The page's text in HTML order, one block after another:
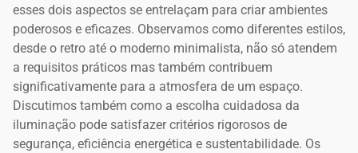
esses dois aspectos se entrelaçam para criar ambientes
poderosos e eficazes. Observamos como diferentes estilos,
desde o retro até o moderno minimalista, não só atendem
a requisitos práticos mas também contribuem
significativamente para a atmosfera de um espaço.
Discutimos também como a escolha cuidadosa da
iluminação pode satisfazer critérios rigorosos de
segurança, eficiência energética e sustentabilidade. Os